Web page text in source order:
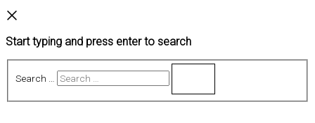
Start typing and press enter to search
Search …